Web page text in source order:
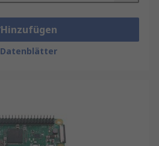
Hinzufügen
Datenblätter